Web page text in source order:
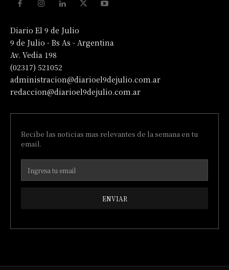
Diario El 9 de Julio
9 de Julio - Bs As - Argentina
Av. Vedia 198
(02317) 521052
administracion@diarioel9dejulio.com.ar
redaccion@diarioel9dejulio.com.ar
Recibe las noticias mas relevantes de la semana en tu
email.
ENVIAR